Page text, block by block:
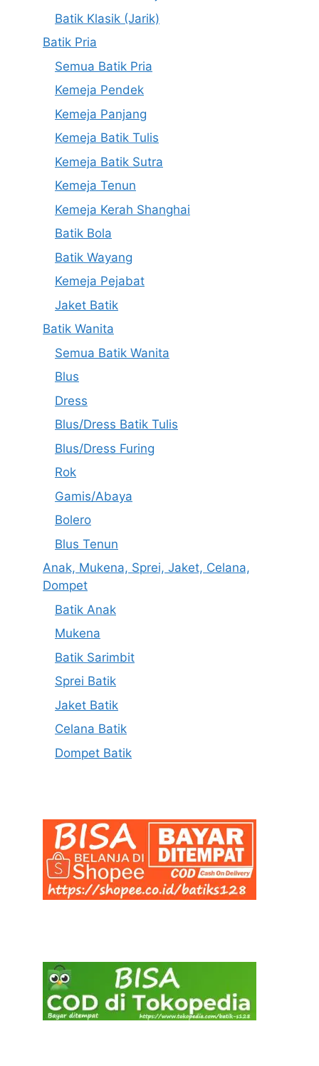
Batik Klasik (Jarik)
Batik Pria
Semua Batik Pria
Kemeja Pendek
Kemeja Panjang
Kemeja Batik Tulis
Kemeja Batik Sutra
Kemeja Tenun
Kemeja Kerah Shanghai
Batik Bola
Batik Wayang
Kemeja Pejabat
Jaket Batik
Batik Wanita
Semua Batik Wanita
Blus
Dress
Blus/Dress Batik Tulis
Blus/Dress Furing
Rok
Gamis/Abaya
Bolero
Blus Tenun
Anak, Mukena, Sprei, Jaket, Celana,
Dompet
Batik Anak
Mukena
Batik Sarimbit
Sprei Batik
Jaket Batik
Celana Batik
Dompet Batik